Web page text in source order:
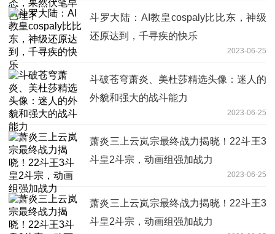
斗罗大陆：AI教皇cospaly比比东，神级
还原达到，千寻疾的快乐
2023-06-25
斗破苍穹萧炎、美杜莎精选头像：迷人的
外貌和强大的战斗能力
2023-06-25
萧炎三上云岚宗最终战力揭晓！22斗王3
斗皇2斗宗，动画组强加战力
2023-06-25
萧炎三上云岚宗最终战力揭晓！22斗王3
斗皇2斗宗，动画组强加战力